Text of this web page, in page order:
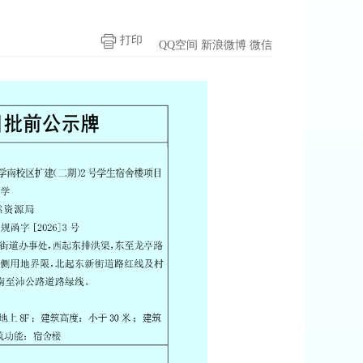
打印 QQ空间 新浪微博 微信